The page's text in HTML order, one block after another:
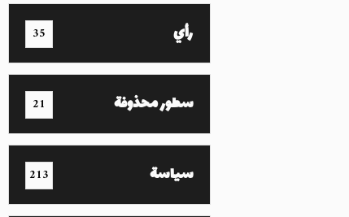
رأي 35
سطور محذوفة 21
سياسة 213